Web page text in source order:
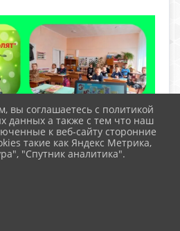
вы соглашаетесь с политикой
данных а также с тем что наш
к веб-сайту сторонние
такие как Яндекс Метрика,
"Спутник аналитика".